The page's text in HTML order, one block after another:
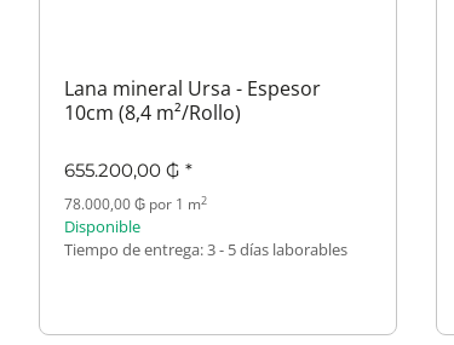
Lana mineral Ursa - Espesor
10cm (8,4 m²/Rollo)
655.200,00 ₲ *
78.000,00 ₲ por 1 m2
Disponible
Tiempo de entrega:3 - 5 días laborables